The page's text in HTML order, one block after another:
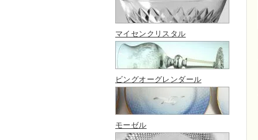
マイセンクリスタル
ビングオーグレンダール
モーゼル